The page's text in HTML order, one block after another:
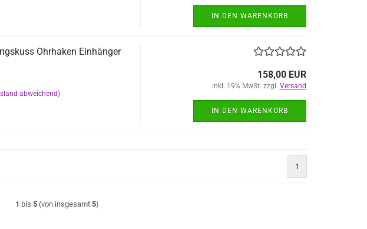
IN DEN WARENKORB
Ohrhaken Einhänger
abweichend)
158,00 EUR
inkl. 19% MwSt. zzgl. Versand
IN DEN WARENKORB
1
1 bis5 (von insgesamt5)